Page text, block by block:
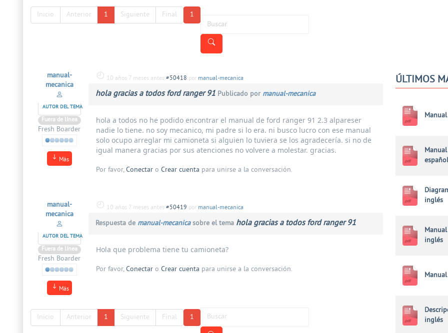
Inicio Anterior 1 Siguiente Final 1
manual-
mecanica
AUTOR DEL TEMA
Fuera de línea
Fresh Boarder
Más
10 años 7 meses antes #50418 por manual-mecanica
hola gracias a todos ford ranger 91 Publicado por manual-mecanica
hola a todos no he podido encontrar el manual de ford ranger 91 2.3 alpareser
nadie lo tiene. no soy mecanico, mi padre si lo era. ni busco lucro con ese manual
solo ocupo arreglar mi camioneta si alguien lo tuviera se los agradecería. si no de
igual manera gracias por sus atenciones no volvere a molestar. gracias.
Por favor,Conectar oCrear cuenta para unirse a la conversación.
manual-
mecanica
AUTOR DEL TEMA
Fuera de línea
Fresh Boarder
Más
10 años 7 meses antes #50419 por manual-mecanica
Respuesta de manual-mecanicasobre el tema hola gracias a todos ford ranger 91
Hola que problema tiene tu camioneta?
Por favor,Conectar oCrear cuenta para unirse a la conversación.
Inicio Anterior 1 Siguiente Final 1
ÚLTIMOS
inglés
inglés
inglés